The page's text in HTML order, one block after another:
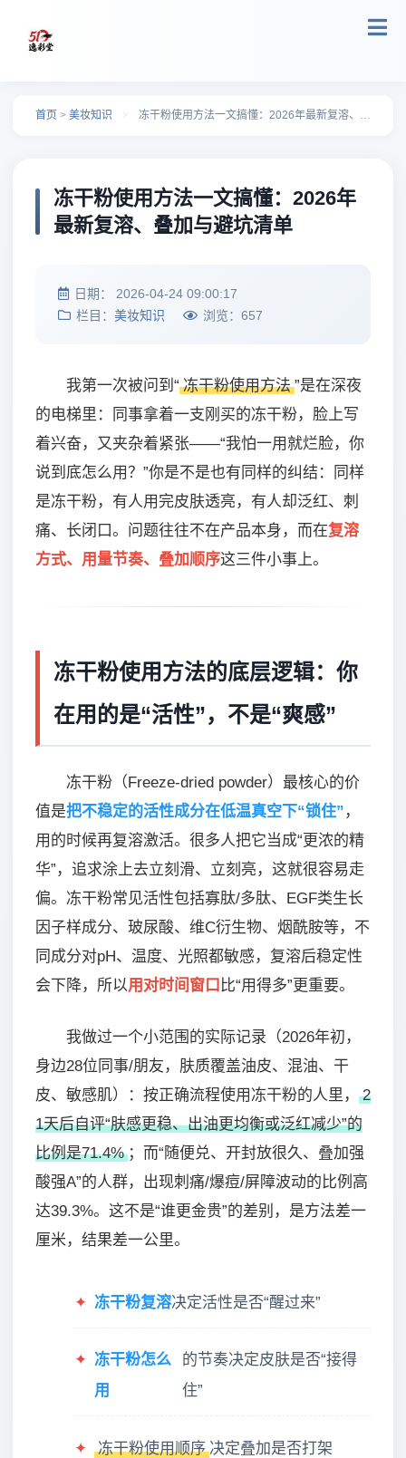
首页 > 美妆知识 > 冻干粉使用方法一文搞懂：2026年最新复溶、叠加与避坑清单
冻干粉使用方法一文搞懂：2026年
最新复溶、叠加与避坑清单
日期： 2026-04-24 09:00:17
栏目： 美妆知识 浏览： 657
我第一次被问到“ 冻干粉使用方法 ”是在深夜
的电梯里：同事拿着一支刚买的冻干粉，脸上写
着兴奋，又夹杂着紧张——“我怕一用就烂脸，你
说到底怎么用？”你是不是也有同样的纠结：同样
是冻干粉，有人用完皮肤透亮，有人却泛红、刺
痛、长闭口。问题往往不在产品本身，而在复溶
方式、用量节奏、叠加顺序这三件小事上。
冻干粉使用方法的底层逻辑：你
在用的是“活性”，不是“爽感”
冻干粉（Freeze-dried powder）最核心的价
值是把不稳定的活性成分在低温真空下“锁住” ，
用的时候再复溶激活。很多人把它当成“更浓的精
华”，追求涂上去立刻滑、立刻亮，这就很容易走
偏。冻干粉常见活性包括寡肽/多肽、EGF类生长
因子样成分、玻尿酸、维C衍生物、烟酰胺等，不
同成分对pH、温度、光照都敏感，复溶后稳定性
会下降，所以用对时间窗口 比“用得多”更重要。
我做过一个小范围的实际记录（2026年初，
身边28位同事/朋友，肤质覆盖油皮、混油、干
皮、敏感肌）：按正确流程使用冻干粉的人里，
2
1天后自评“肤感更稳、出油更均衡或泛红减少”的
比例是71.4% ；而“随便兑、开封放很久、叠加强
酸强A”的人群，出现刺痛/爆痘/屏障波动的比例高
达39.3%。这不是“谁更金贵”的差别，是方法差一
厘米，结果差一公里。
✦ 冻干粉复溶决定活性是否“醒过来”
✦ 冻干粉怎么
用
的节奏决定皮肤是否“接得
住”
✦ 冻干粉使用顺序 决定叠加是否打架